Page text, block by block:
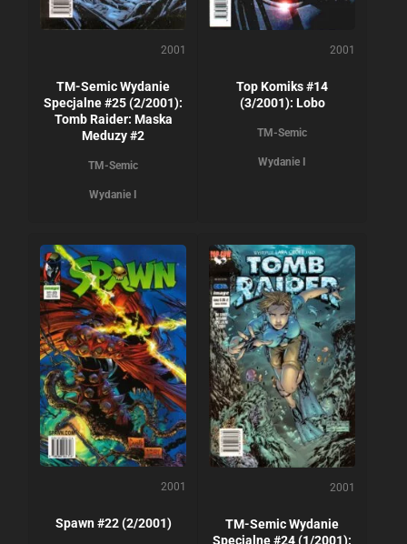
2001
TM-Semic Wydanie
Specjalne #25 (2/2001):
Tomb Raider: Maska
Meduzy #2
TM-Semic
Wydanie I
2001
Top Komiks #14
(3/2001): Lobo
TM-Semic
Wydanie I
2001
Spawn #22 (2/2001)
2001
TM-Semic Wydanie
Specjalne #24 (1/2001):